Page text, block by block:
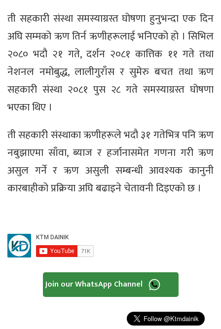
ती सहकारी संस्था समस्याग्रस्त घोषणा हुनुभन्दा एक दिन
अघि सम्मको ऋण तिर्न ऋणीहरूलाई भनिएको हो । सिभिल
२०८० भदौ २१ गते, दर्शन २०८१ कात्तिक ११ गते तथा
नेशनल नमोबुद्ध, लालीगुराँस र सुमेरु बचत तथा ऋण
सहकारी संस्था २०८१ पुस २८ गते समस्याग्रस्त घोषणा
भएका थिए ।
ती सहकारी संस्थाका ऋणीहरूले भदौ ३१ गतेभित्र पनि ऋण
नबुझाएमा साँवा, ब्याज र हर्जानासमेत गणना गरी ऋण
असुल गर्ने र ऋण असुली सम्बन्धी आवश्यक कानुनी
कारबाहीको प्रक्रिया अघि बढाइने चेतावनी दिइएको छ ।
Join our WhatsApp Channel